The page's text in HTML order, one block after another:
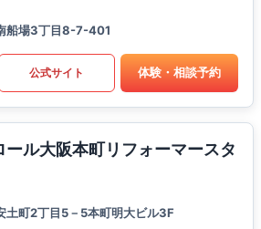
船場3丁目8-7-401
公式サイト 体験・相談予約
ール大阪本町リフォーマースタ
土町2丁目5－5本町明大ビル3F